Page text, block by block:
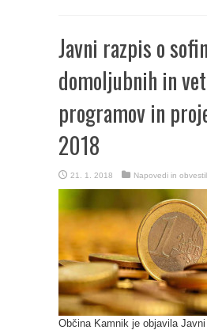
Javni razpis o
domoljubnih in
programov in
2018
21. 1. 2018 Napovedi in
Občina Kamnik je objavila